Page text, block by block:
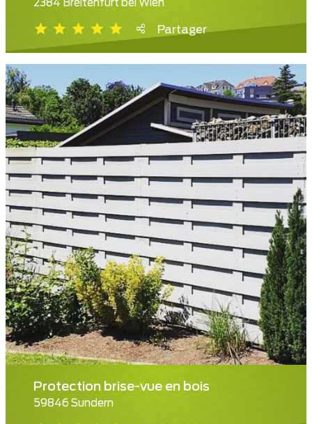
2384 Breitenfurt bei Wien
Partager
Protection brise-vue en bois
59846 Sundern